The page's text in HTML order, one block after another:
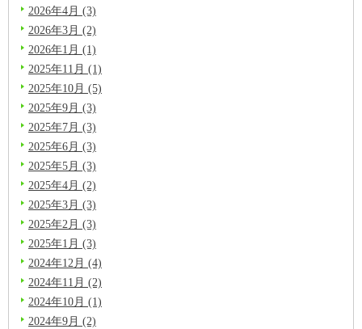
2026年4月 (3)
2026年3月 (2)
2026年1月 (1)
2025年11月 (1)
2025年10月 (5)
2025年9月 (3)
2025年7月 (3)
2025年6月 (3)
2025年5月 (3)
2025年4月 (2)
2025年3月 (3)
2025年2月 (3)
2025年1月 (3)
2024年12月 (4)
2024年11月 (2)
2024年10月 (1)
2024年9月 (2)